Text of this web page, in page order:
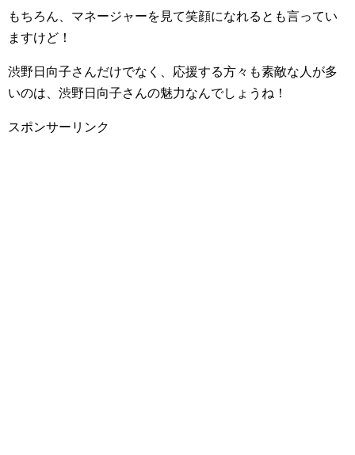
もちろん、マネージャーを見て笑顔になれるとも言ってい
ますけど！
渋野日向子さんだけでなく、応援する方々も素敵な人が多
いのは、渋野日向子さんの魅力なんでしょうね！
スポンサーリンク